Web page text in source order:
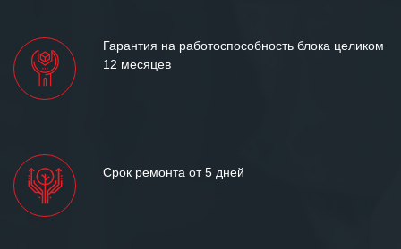
Гарантия на работоспособность блока целиком
12 месяцев
Срок ремонта от 5 дней